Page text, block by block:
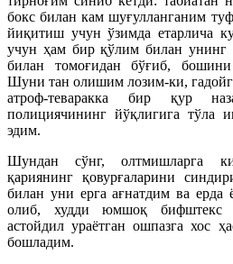
бокс билан кам шуғулланганим
йиқитиш учун ўзимда етарлича
учун ҳам бир қўлим билан унинг
билан томоғидан бўғиб,
Шуни тан олишим лозим-ки,
атроф-теваракка бир қур
полициячининг йўқлигига тўла
эдим.
Шундан сўнг, олтмишларга
қариянинг қовурғаларини
билан уни ерга ағнатдим ва ерда
олиб, худди юмшоқ бифштекс
астойдил ураётган ошпазга хос
бошладим.